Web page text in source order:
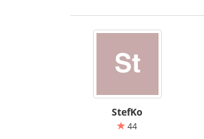
StefKo
44